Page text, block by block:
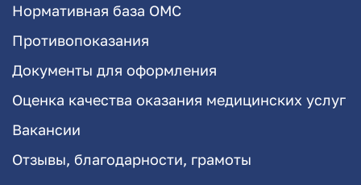
Нормативная база ОМС
Противопоказания
Документы для оформления
Оценка качества оказания медицинских услуг
Вакансии
Отзывы, благодарности, грамоты